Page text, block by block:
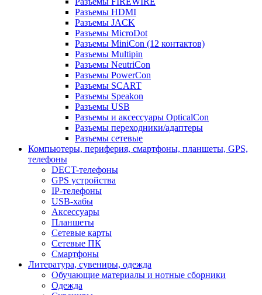
Разъемы HDMI
Разъемы JACK
Разъемы MicroDot
Разъемы MiniCon (12 контактов)
Разъемы Multipin
Разъемы NeutriCon
Разъемы PowerCon
Разъемы SCART
Разъемы Speakon
Разъемы USB
Разъемы и аксессуары OpticalCon
Разъемы переходники/адаптеры
Разъемы сетевые
Компьютеры, периферия, смартфоны, планшеты, GPS,
телефоны
DECT-телефоны
GPS устройства
IP-телефоны
USB-хабы
Аксессуары
Планшеты
Сетевые карты
Сетевые ПК
Смартфоны
Литература, сувениры, одежда
Обучающие материалы и нотные сборники
Одежда